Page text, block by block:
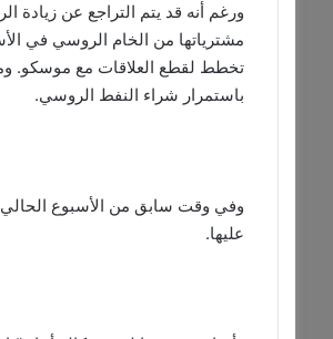
ورغم أنه قد يتم التراجع عن زيادة
مشترياتها من الخام الروسي في
تخطط لقطع العلاقات مع موسكو.
باستمرار شراء النفط الروسي.
وفي وقت سابق من الأسبوع
عليها.